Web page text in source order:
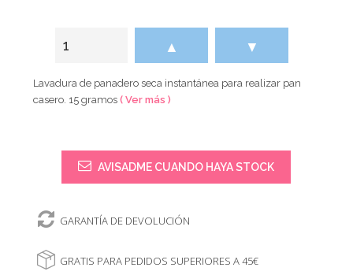
▲ ▼
Lavadura de panadero seca instantánea para realizar pan
casero. 15 gramos( Ver más )
AVISADME CUANDO HAYA STOCK
GARANTÍA DE DEVOLUCIÓN
GRATIS PARA PEDIDOS SUPERIORES A 45€